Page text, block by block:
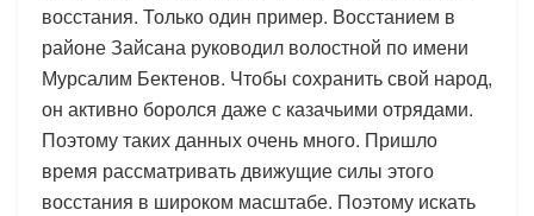
восстания. Только один пример. Восстанием в
районе Зайсана руководил волостной по имени
Мурсалим Бектенов. Чтобы сохранить свой народ,
он активно боролся даже с казачьими отрядами.
Поэтому таких данных очень много. Пришло
время рассматривать движущие силы этого
восстания в широком масштабе. Поэтому искать